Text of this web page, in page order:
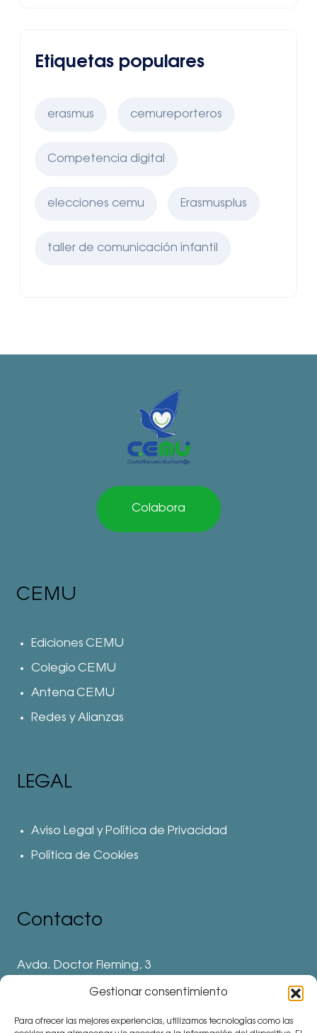
Gestionar consentimiento
Para ofrecer las mejores experiencias, utilizamos tecnologías como las
Etiquetas populares
erasmus cemureporteros
Competencia digital
elecciones cemu Erasmusplus
taller de comunicación infantil
Colabora
CEMU
Ediciones CEMU
Colegio CEMU
Antena CEMU
Redes y Alianzas
LEGAL
Aviso Legal y Política de Privacidad
Política de Cookies
Contacto
Avda. Doctor Fleming, 3